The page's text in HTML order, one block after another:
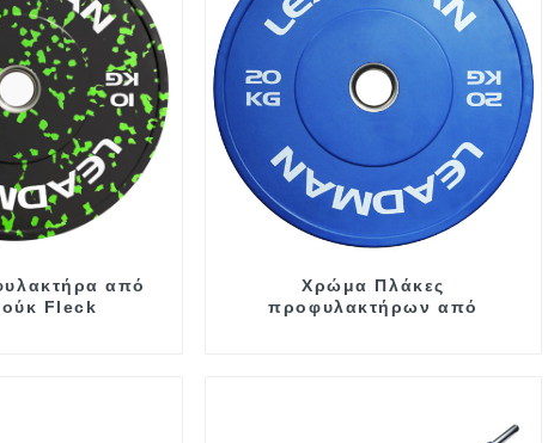
από
Fleck
Χρώμα Πλάκες
προφυλακτήρων από